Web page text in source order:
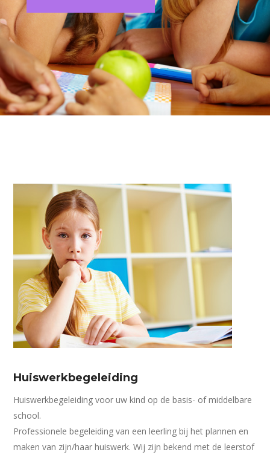
Huiswerkbegeleiding
Huiswerkbegeleiding voor uw kind op de basis- of middelbare
school.
Professionele begeleiding van een leerling bij het plannen en
maken van zijn/haar huiswerk. Wij zijn bekend met de leerstof